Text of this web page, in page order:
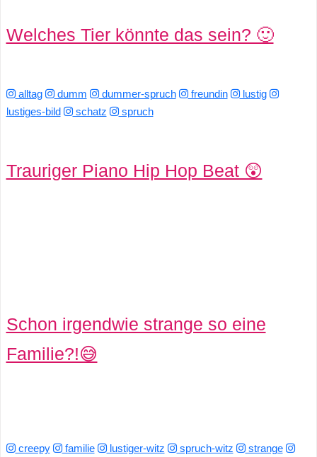
Welches Tier könnte das sein? 🙂
alltag dumm dummer-spruch freundin
lustig
lustiges-bild
schatz spruch
Trauriger Piano Hip Hop Beat 😲
Schon irgendwie strange so eine
Familie?!😅
creepy familie lustiger-witz spruch-witz
strange